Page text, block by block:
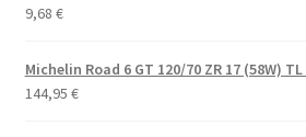
9,68 €
Michelin Road 6 GT 120/70 ZR 17 (58W)
144,95 €